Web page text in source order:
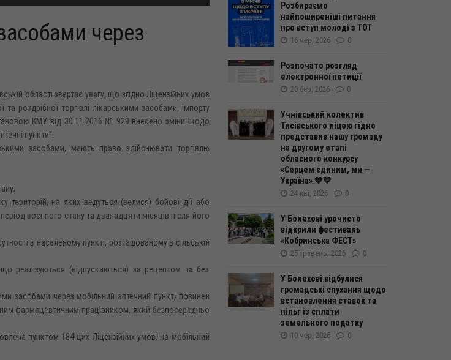
через
області звертає увагу, що згідно Ліцензійних умов
роздрібної торгівлі лікарськими засобами, імпорту
КМУ від 30.11.2016 № 929 внесено зміни щодо
пункти”.
засобами, мають право здійснювати торгівлю
територій, на яких ведуться (велися) бойові дії або
воєнного стану та дванадцяти місяців після його
в населеному пункті, розташованому в сільській
реалізуються (відпускаються) за рецептом та без
засобами через мобільний аптечний пункт, повинен
фармацевтичним працівником, який безпосередньо
пунктом 184 цих Ліцензійних умов, на мобільний
Розбираємо
найпоширеніші питання
про вступ молоді з ТОТ
16 чер, 2026 0
Розпочато розгляд
електронної петиції
20 бер, 2026 0
Учнівський колектив
Тисівського ліцею гідно
представив нашу громаду
на другому етапі
обласного конкурсу
«Серцем єдиним, ми —
Україна» 💙💛
24 кві, 2026 0
У Болехові урочисто
відкрили фестиваль
«Кобринська ФЕСТ»
25 травень, 2026 0
У Болехові відбулися
громадські слухання щодо
встановлення ставок та
пільг із сплати
земельного податку
10 чер, 2026 0